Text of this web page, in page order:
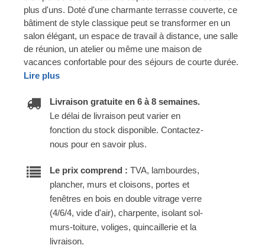
plus d'uns. Doté d'une charmante terrasse couverte, ce
bâtiment de style classique peut se transformer en un
salon élégant, un espace de travail à distance, une salle
de réunion, un atelier ou même une maison de
vacances confortable pour des séjours de courte durée.
Lire plus
Livraison gratuite en 6 à 8 semaines.
Le délai de livraison peut varier en
fonction du stock disponible. Contactez-
nous pour en savoir plus.
Le prix comprend : TVA, lambourdes,
plancher, murs et cloisons, portes et
fenêtres en bois en double vitrage verre
(4/6/4, vide d'air), charpente, isolant sol-
murs-toiture, voliges, quincaillerie et la
livraison.